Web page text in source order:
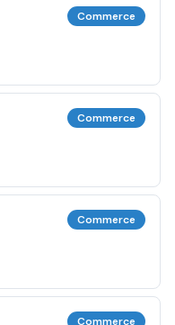
Commerce
Commerce
Commerce
Commerce